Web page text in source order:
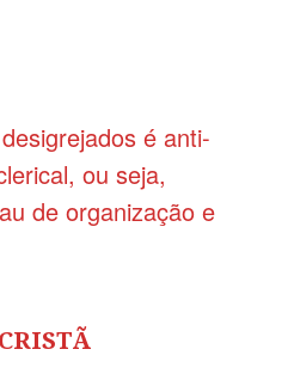
é anti-
ou seja,
de organização e